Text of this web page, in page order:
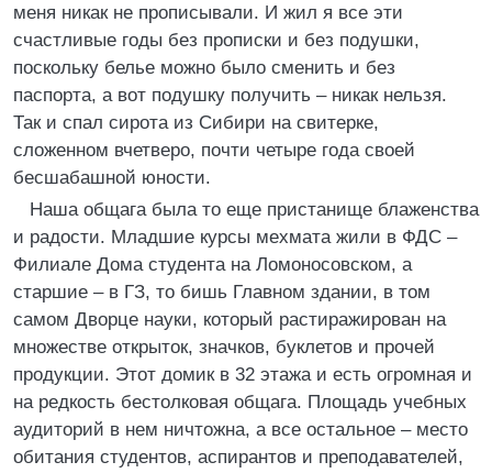
меня никак не прописывали. И жил я все эти
счастливые годы без прописки и без подушки,
поскольку белье можно было сменить и без
паспорта, а вот подушку получить – никак нельзя.
Так и спал сирота из Сибири на свитерке,
сложенном вчетверо, почти четыре года своей
бесшабашной юности.
Наша общага была то еще пристанище блаженства
и радости. Младшие курсы мехмата жили в ФДС –
Филиале Дома студента на Ломоносовском, а
старшие – в ГЗ, то бишь Главном здании, в том
самом Дворце науки, который растиражирован на
множестве открыток, значков, буклетов и прочей
продукции. Этот домик в 32 этажа и есть огромная и
на редкость бестолковая общага. Площадь учебных
аудиторий в нем ничтожна, а все остальное – место
обитания студентов, аспирантов и преподавателей,